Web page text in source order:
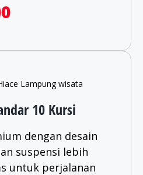
10 Kursi
dengan desain
suspensi lebih
untuk perjalanan